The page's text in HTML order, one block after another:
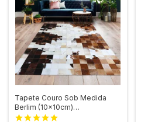
Tapete Couro Sob Medida
Berlim (10x10cm)
Marrom/Caramelo Exótico